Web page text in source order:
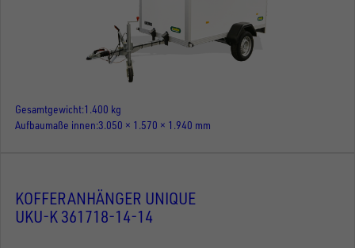
Gesamtgewicht 1.400 kg
Aufbaumaße innen 3.050 × 1.570 × 1.940 mm
KOFFERANHÄNGER UNIQUE
UKU-K 361718-14-14